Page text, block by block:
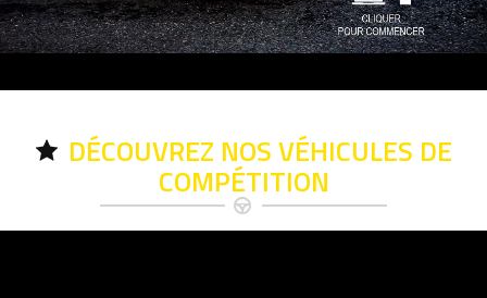
DÉCOUVREZ NOS VÉHICULES DE
COMPÉTITION